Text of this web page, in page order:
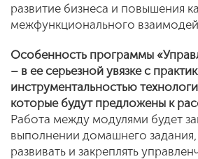
развитие бизнеса и повышения
межфункционального
Особенность программы
– в ее серьезной увязке с
инструментальностью
которые будут предложены к
Работа между модулями будет
выполнении домашнего
развивать и закреплять